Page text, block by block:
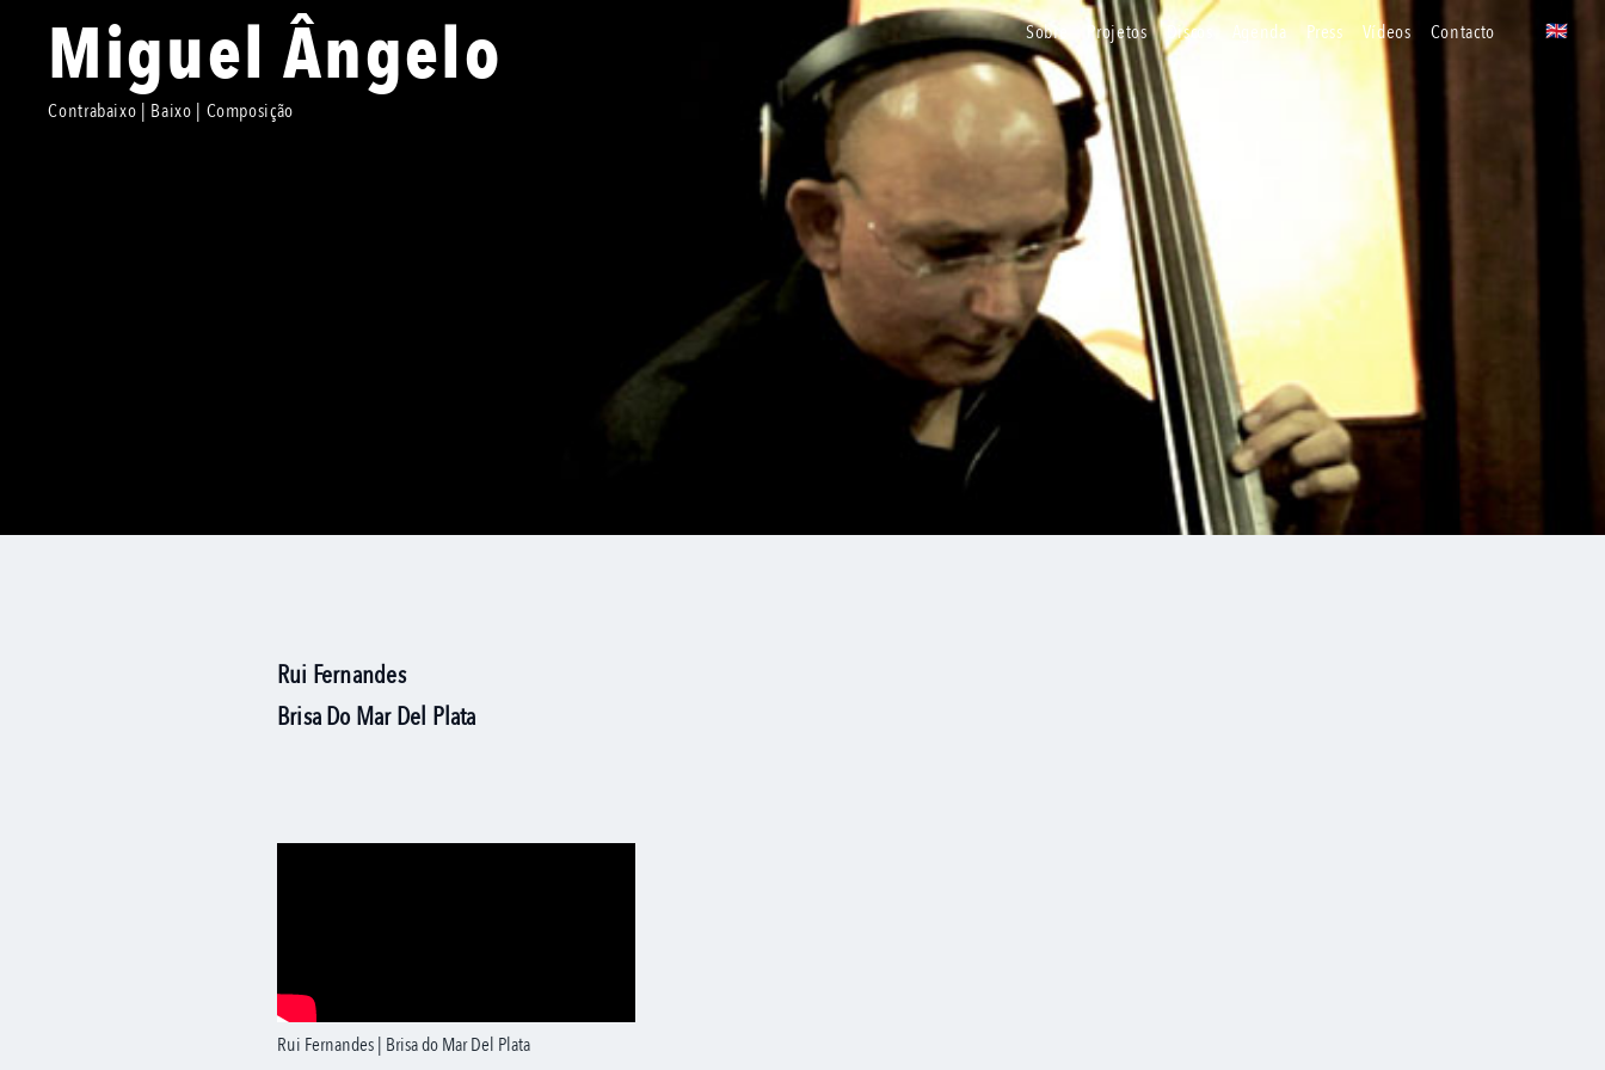
sobre projetos discos agenda press vídeos contacto 🇬🇧
uk
Miguel Ângelo
Contrabaixo | Baixo | Composição
Rui Fernandes
Brisa Do Mar Del Plata
Rui Fernandes | Brisa do Mar Del Plata